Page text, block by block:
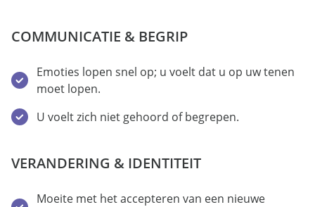
COMMUNICATIE & BEGRIP
Emoties lopen snel op; u voelt dat u op uw tenen
moet lopen.
U voelt zich niet gehoord of begrepen.
VERANDERING & IDENTITEIT
Moeite met het accepteren van een nieuwe